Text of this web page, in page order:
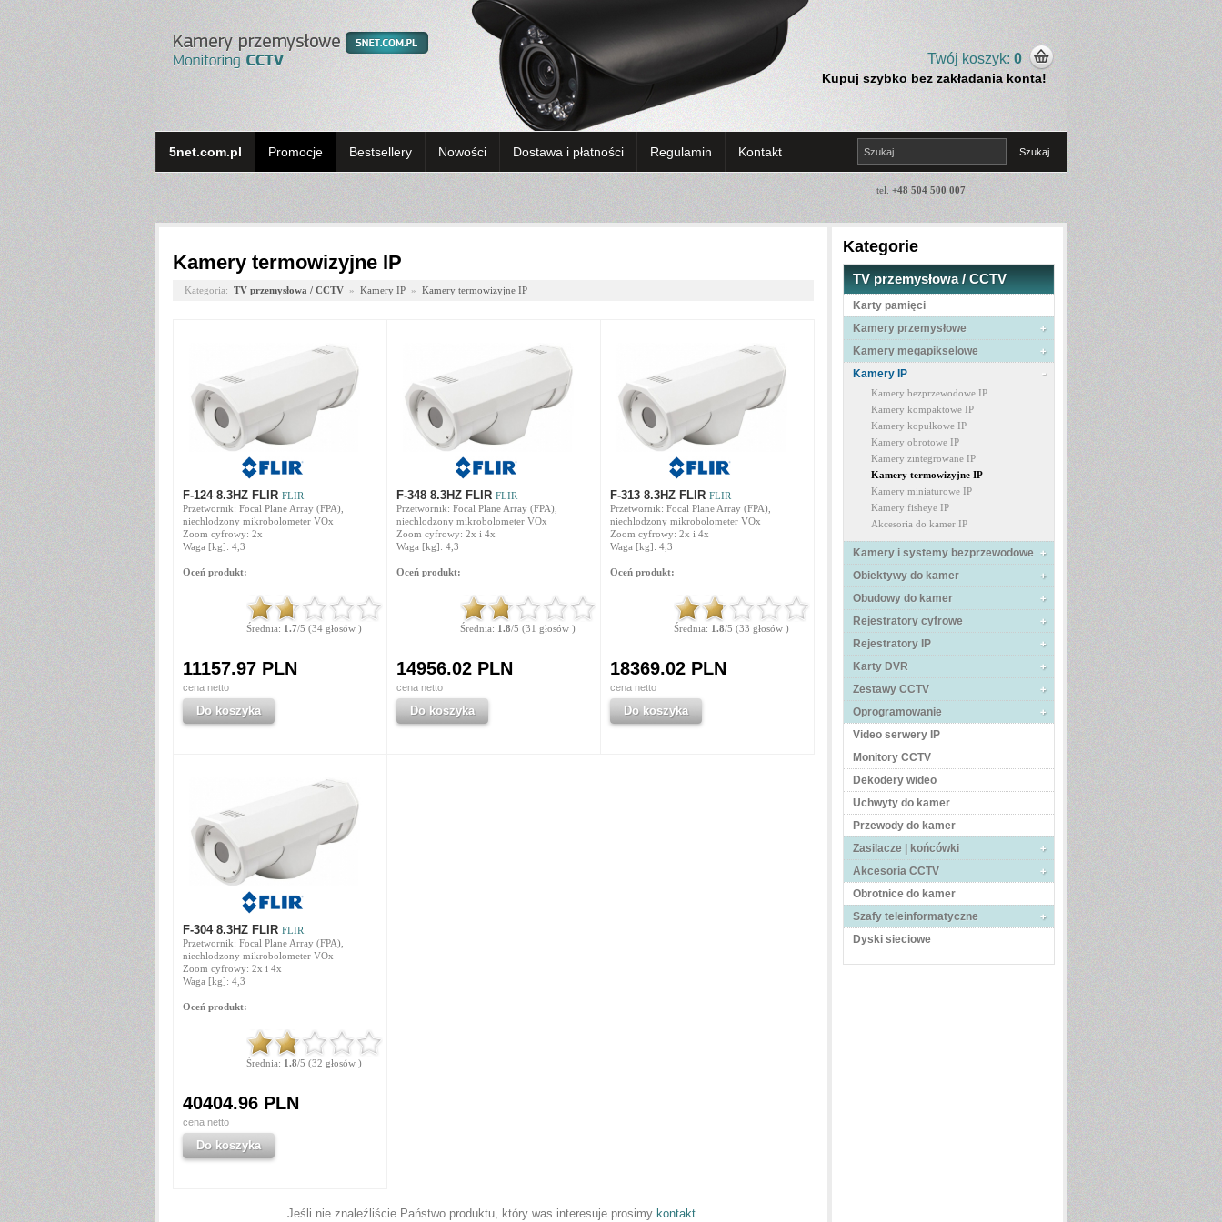
Twój koszyk: 0
Kupuj szybko bez zakładania konta!
5net.com.pl Promocje Bestsellery Nowości Dostawa i płatności Regulamin Kontakt
tel. +48 504 500 007
Kategorie
TV przemysłowa / CCTV
Karty pamięci
Kamery przemysłowe
Kamery megapikselowe
Kamery IP
Kamery bezprzewodowe IP
Kamery kompaktowe IP
Kamery kopułkowe IP
Kamery obrotowe IP
Kamery zintegrowane IP
Kamery termowizyjne IP
Kamery miniaturowe IP
Kamery fisheye IP
Akcesoria do kamer IP
Kamery i systemy bezprzewodowe
Obiektywy do kamer
Obudowy do kamer
Rejestratory cyfrowe
Rejestratory IP
Karty DVR
Zestawy CCTV
Oprogramowanie
Video serwery IP
Monitory CCTV
Dekodery wideo
Uchwyty do kamer
Przewody do kamer
Zasilacze | końcówki
Akcesoria CCTV
Obrotnice do kamer
Szafy teleinformatyczne
Dyski sieciowe
Kamery termowizyjne IP
Kategoria: TV przemysłowa / CCTV » Kamery IP » Kamery termowizyjne IP
F-124 8.3HZ FLIR FLIR
Przetwornik: Focal Plane Array (FPA),
niechlodzony mikrobolometer VOx
Zoom cyfrowy: 2x
Waga [kg]: 4,3
Oceń produkt:
Średnia: 1.7/5 (34 głosów )
11157.97 PLN
cena netto
Do koszyka
F-348 8.3HZ FLIR FLIR
Przetwornik: Focal Plane Array (FPA),
niechlodzony mikrobolometer VOx
Zoom cyfrowy: 2x i 4x
Waga [kg]: 4,3
Oceń produkt:
Średnia: 1.8/5 (31 głosów )
14956.02 PLN
cena netto
Do koszyka
F-313 8.3HZ FLIR FLIR
Przetwornik: Focal Plane Array (FPA),
niechlodzony mikrobolometer VOx
Zoom cyfrowy: 2x i 4x
Waga [kg]: 4,3
Oceń produkt:
Średnia: 1.8/5 (33 głosów )
18369.02 PLN
cena netto
Do koszyka
F-304 8.3HZ FLIR FLIR
Przetwornik: Focal Plane Array (FPA),
niechlodzony mikrobolometer VOx
Zoom cyfrowy: 2x i 4x
Waga [kg]: 4,3
Oceń produkt:
Średnia: 1.8/5 (32 głosów )
40404.96 PLN
cena netto
Do koszyka
Jeśli nie znaleźliście Państwo produktu, który was interesuje prosimy kontakt.